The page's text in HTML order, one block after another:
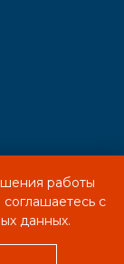
работы
с
данных.